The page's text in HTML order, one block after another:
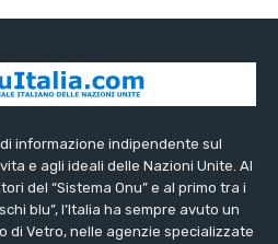
informazione indipendente sul
e agli ideali delle Nazioni Unite. Al
del “Sistema Onu” e al primo tra i
blu”, l’Italia ha sempre avuto un
di Vetro, nelle agenzie specializzate